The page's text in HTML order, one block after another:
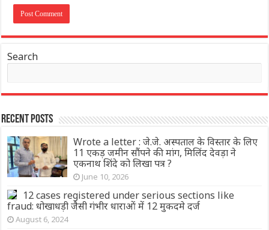
Search
Recent Posts
Wrote a letter : जे.जे. अस्पताल के विस्तार के लिए
11 एकड़ जमीन सौंपने की मांग, मिलिंद देवड़ा ने
एकनाथ शिंदे को लिखा पत्र ?
June 10, 2026
12 cases registered under serious sections like
fraud: धोखाधड़ी जैसी गंभीर धाराओं में 12 मुकदमे दर्ज
August 6, 2024